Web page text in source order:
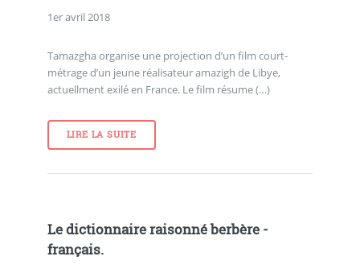
1er avril 2018
Tamazgha organise une projection d’un film court-
métrage d’un jeune réalisateur amazigh de Libye,
actuellment exilé en France. Le film résume (…)
LIRE LA SUITE
Le dictionnaire raisonné berbère -
français.